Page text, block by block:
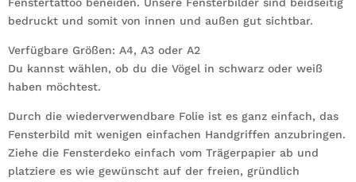
bedruckt und somit von innen und außen gut sichtbar.
Verfügbare Größen: A4, A3 oder A2
Du kannst wählen, ob du die Vögel in schwarz oder weiß
haben möchtest.
Durch die wiederverwendbare Folie ist es ganz einfach, das
Fensterbild mit wenigen einfachen Handgriffen anzubringen.
Ziehe die Fensterdeko einfach vom Trägerpapier ab und
platziere es wie gewünscht auf der freien, gründlich